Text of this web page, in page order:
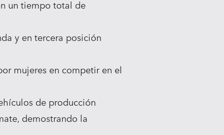
un tiempo total de
y en tercera posición
mujeres en competir en el
de producción
demostrando la